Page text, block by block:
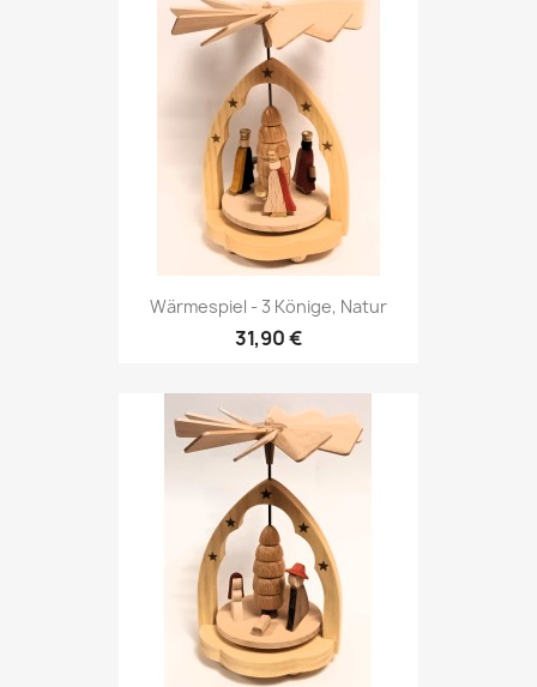
Wärmespiel - 3 Könige, Natur
31,90 €